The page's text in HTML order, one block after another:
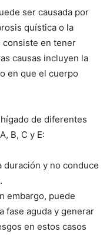
ser causada por
quística o la
consiste en tener
causas incluyen la
en que el cuerpo
de diferentes
B, C y E:
duración y no conduce
embargo, puede
fase aguda y generar
en estos casos